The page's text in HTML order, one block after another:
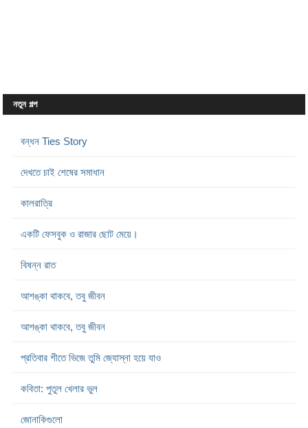
নতুন গল্প
বন্ধন Ties Story
দেখতে চাই শেষের সমাধান
কালরাত্রি
একটি ফেসবুক ও রাজার ছোট মেয়ে।
বিষন্ন রাত
আশঙ্কা থাকবে, তবু জীবন
আশঙ্কা থাকবে, তবু জীবন
প্রতিবার শীতে ভিজে তুমি জ্যোস্না হয়ে যাও
কবিতা: পুতুল খেলার ভুল
জোনাকিগুলো